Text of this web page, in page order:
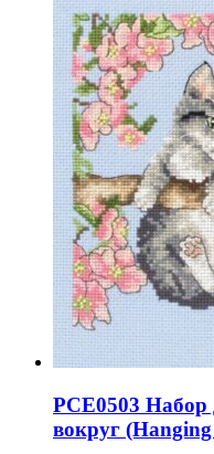
PCE0503
вокруг